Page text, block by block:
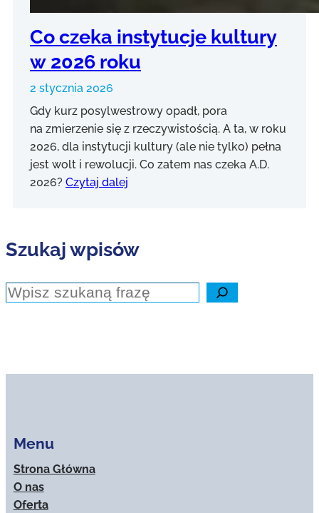
Co czeka instytucje kultury
w 2026 roku
2 stycznia 2026
Gdy kurz posylwestrowy opadł, pora
na zmierzenie się z rzeczywistością. A ta, w roku
2026, dla instytucji kultury (ale nie tylko) pełna
jest wolt i rewolucji. Co zatem nas czeka A.D.
2026? Czytaj dalej
Szukaj wpisów
Szukaj
Menu
Strona Główna
O nas
Oferta